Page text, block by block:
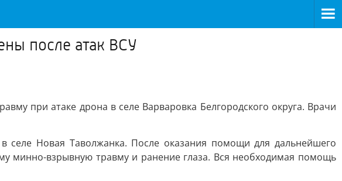
после атак ВСУ
при атаке дрона в селе Варваровка Белгородского округа. Врачи
Новая Таволжанка. После оказания помощи для дальнейшего
минно-взрывную травму и ранение глаза. Вся необходимая помощь